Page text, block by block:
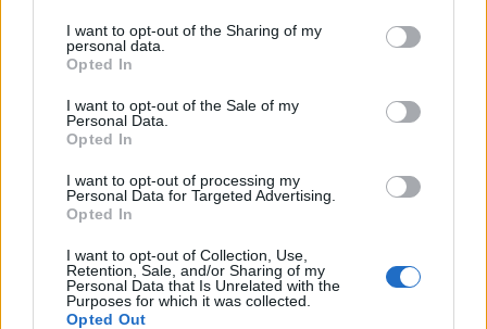
I want to opt-out of the Sharing of my
personal data.
Opted In
I want to opt-out of the Sale of my
Personal Data.
Opted In
I want to opt-out of processing my
Personal Data for Targeted Advertising.
Opted In
I want to opt-out of Collection, Use,
Retention, Sale, and/or Sharing of my
Personal Data that Is Unrelated with the
Purposes for which it was collected.
Opted Out
Ställ ugnen på 200 grader.
Linda in kycklingfilen i bacon. Hetta upp en stekpanna
vacker färg.
Lägg i en ugnsfast form, vispa ihop crème fraîche,
ugnen i cirka 30-40 minuter, eller tills kycklingen är
färdig. Toppa med fetaost & nötter innan servering. Och